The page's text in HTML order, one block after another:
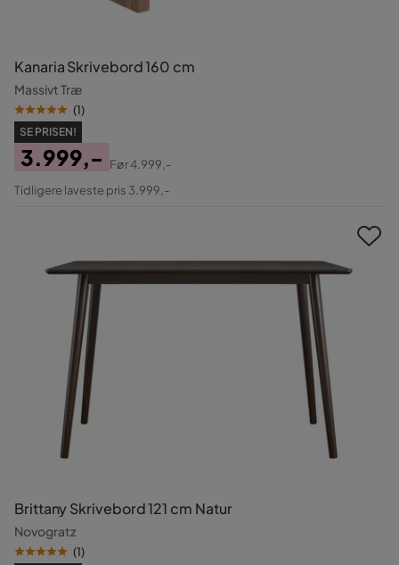
Kanaria Skrivebord 160 cm
Massivt Træ
(1)
SE PRISEN!
Pris
3.999,-
Original
Før4.999,-
Tidligere laveste pris 3.999,-
Brittany Skrivebord 121 cm Natur
Novogratz
(1)